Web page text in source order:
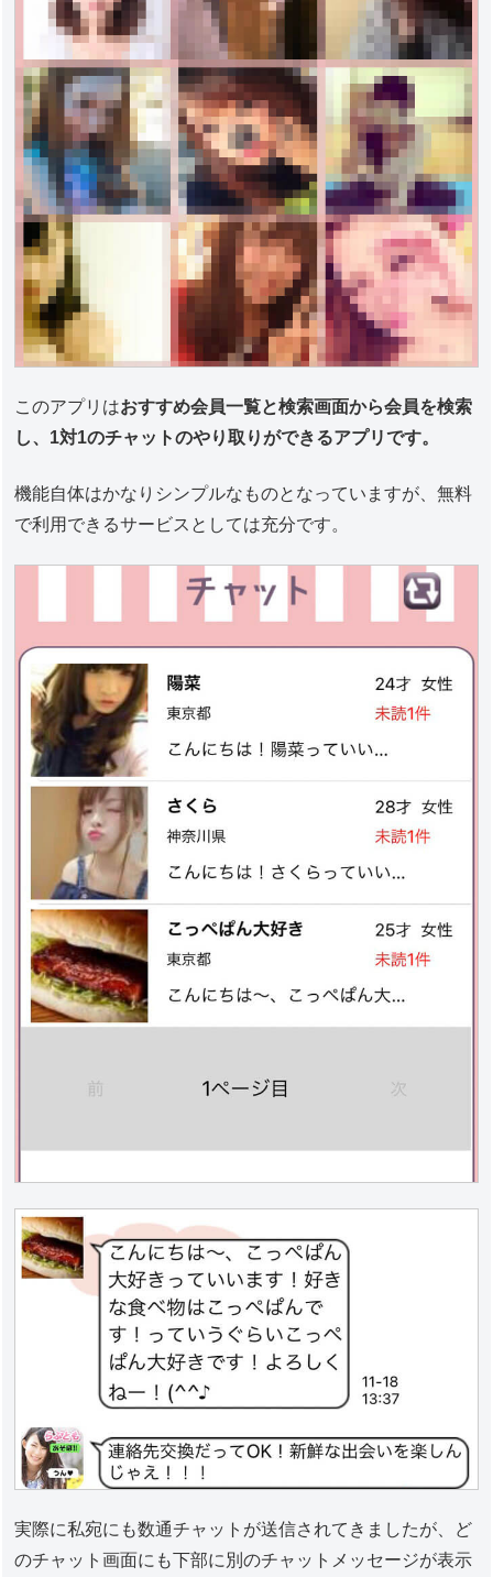
このアプリはおすすめ会員一覧と検索画面から会員を検索
し、1対1のチャットのやり取りができるアプリです。
機能自体はかなりシンプルなものとなっていますが、無料
で利用できるサービスとしては充分です。
実際に私宛にも数通チャットが送信されてきましたが、ど
のチャット画面にも下部に別のチャットメッセージが表示